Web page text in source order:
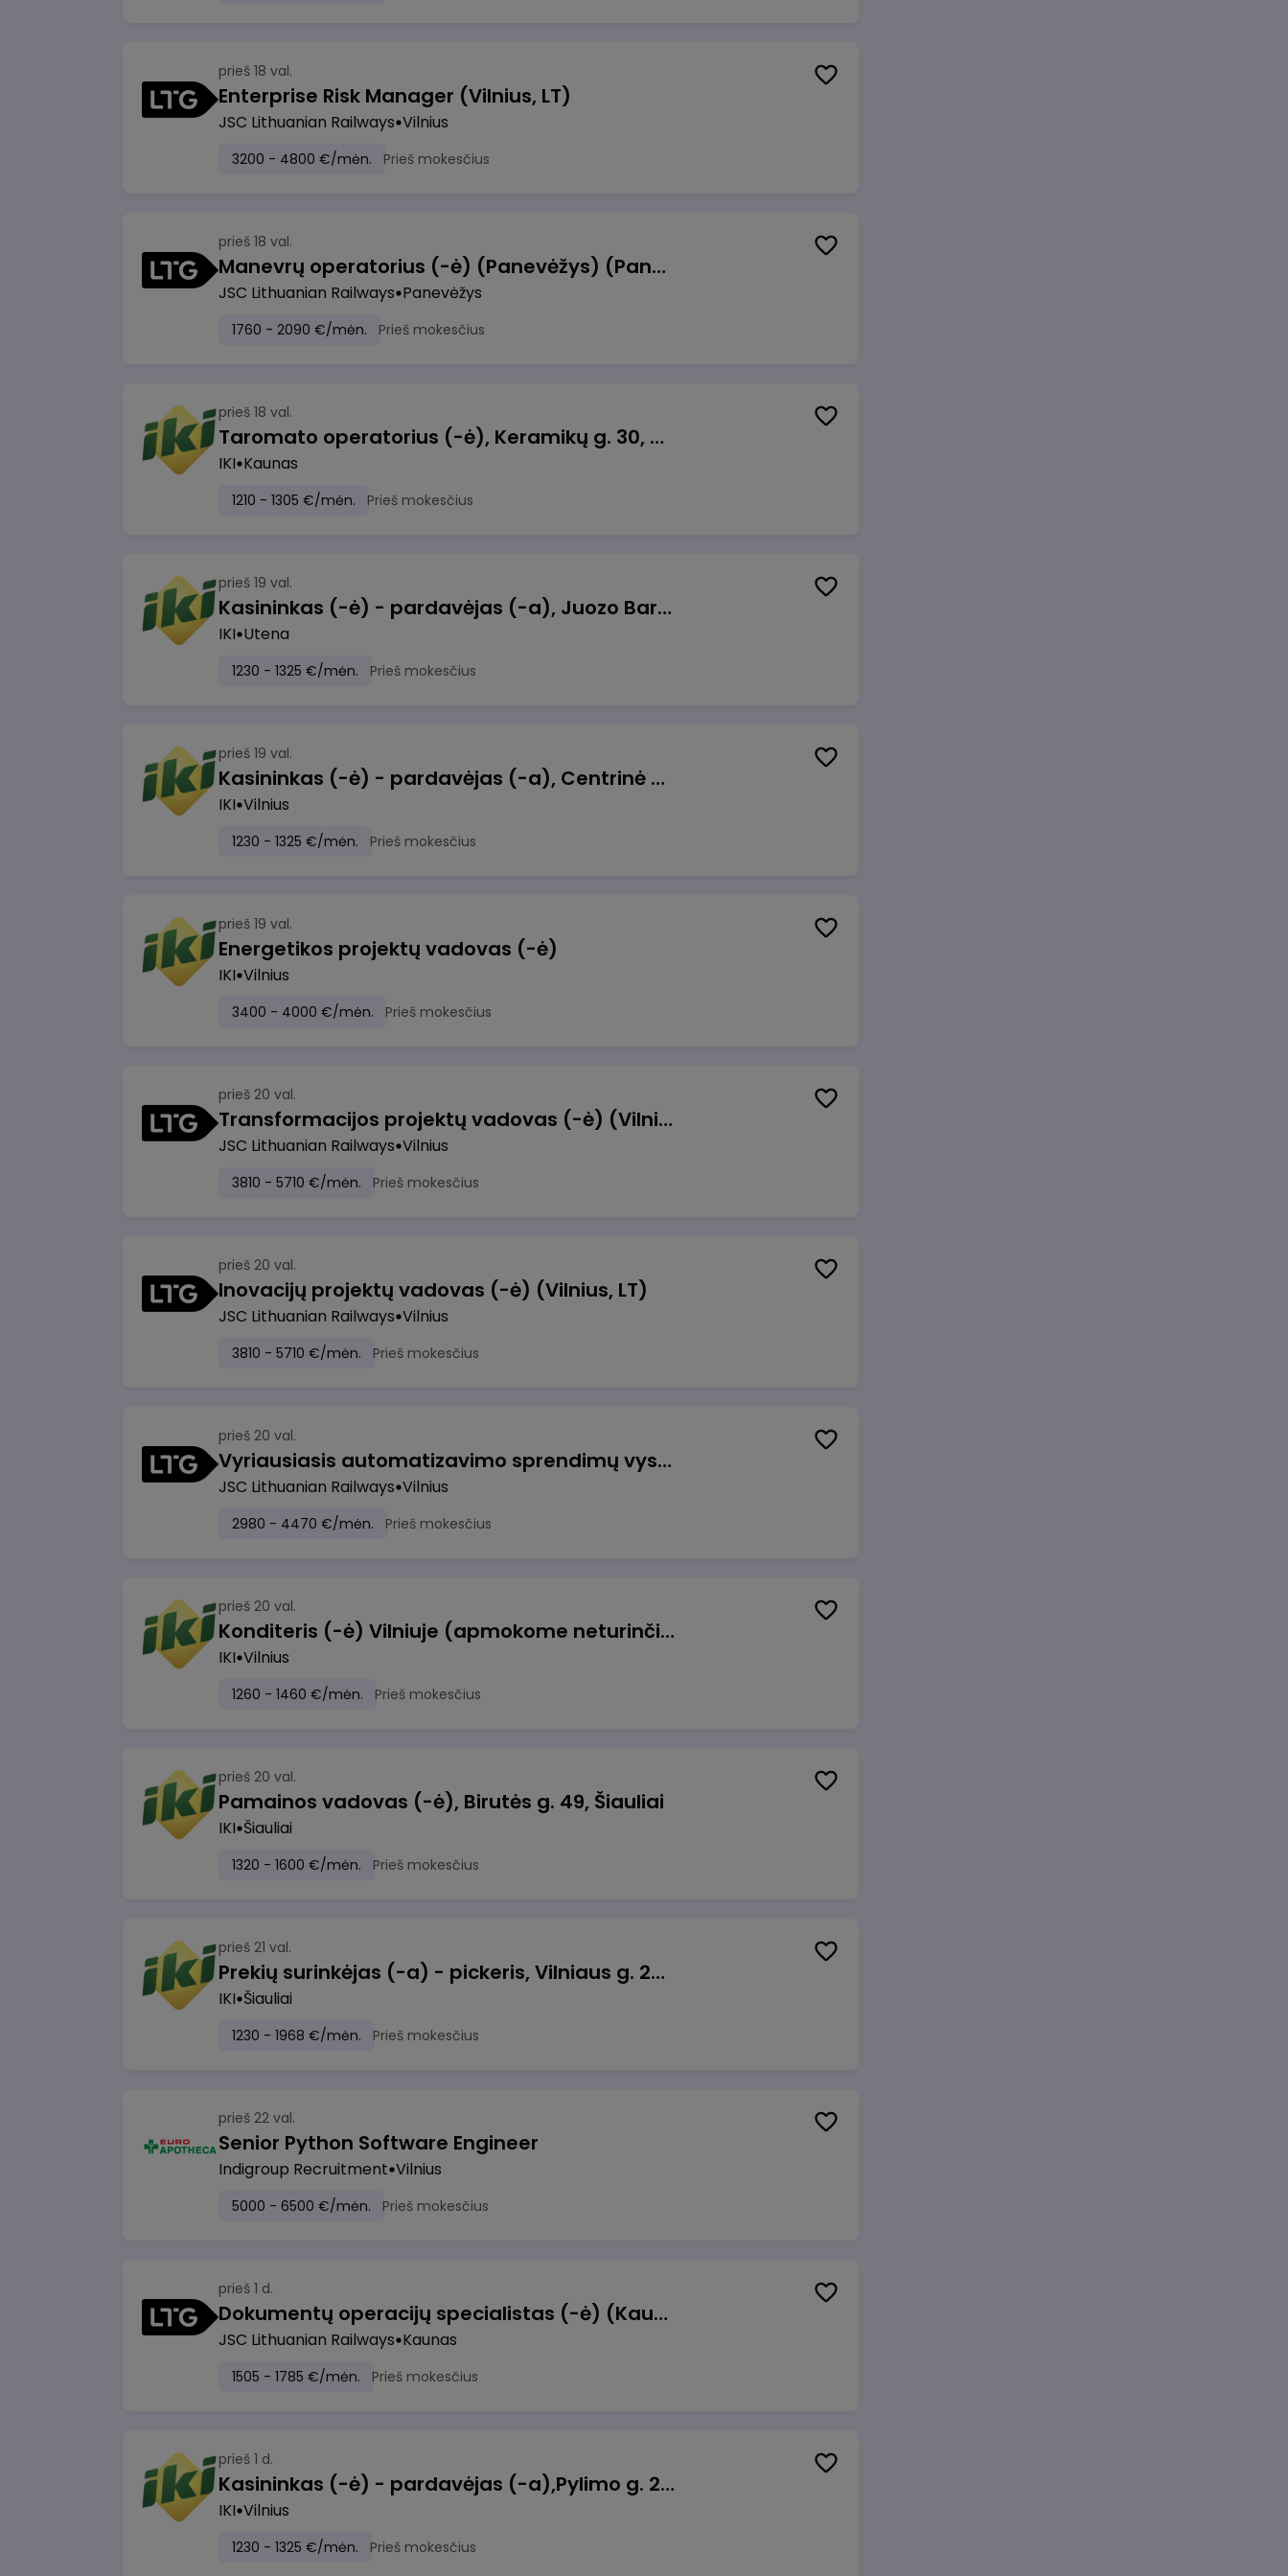
prieš 18 val.
Enterprise Risk Manager (Vilnius, LT)
JSC Lithuanian Railways Vilnius
3200 - 4800 €/mėn. Prieš mokesčius
prieš 18 val.
Manevrų operatorius (-ė) (Panevėžys) (Panevėžys, LT)
JSC Lithuanian Railways Panevėžys
1760 - 2090 €/mėn. Prieš mokesčius
prieš 18 val.
Taromato operatorius (-ė), Keramikų g. 30, Neveronys
IKI Kaunas
1210 - 1305 €/mėn. Prieš mokesčius
prieš 19 val.
Kasininkas (-ė) - pardavėjas (-a), Juozo Bartašiaus g. 1, Utena
IKI Utena
1230 - 1325 €/mėn. Prieš mokesčius
prieš 19 val.
Kasininkas (-ė) - pardavėjas (-a), Centrinė g. 62, Galgiai
IKI Vilnius
1230 - 1325 €/mėn. Prieš mokesčius
prieš 19 val.
Energetikos projektų vadovas (-ė)
IKI Vilnius
3400 - 4000 €/mėn. Prieš mokesčius
prieš 20 val.
Transformacijos projektų vadovas (-ė) (Vilnius, LT)
JSC Lithuanian Railways Vilnius
3810 - 5710 €/mėn. Prieš mokesčius
prieš 20 val.
Inovacijų projektų vadovas (-ė) (Vilnius, LT)
JSC Lithuanian Railways Vilnius
3810 - 5710 €/mėn. Prieš mokesčius
prieš 20 val.
Vyriausiasis automatizavimo sprendimų vystytojas (-a) (Vilnius, LT)
JSC Lithuanian Railways Vilnius
2980 - 4470 €/mėn. Prieš mokesčius
prieš 20 val.
Konditeris (-ė) Vilniuje (apmokome neturinčius patirties)
IKI Vilnius
1260 - 1460 €/mėn. Prieš mokesčius
prieš 20 val.
Pamainos vadovas (-ė), Birutės g. 49, Šiauliai
IKI Šiauliai
1320 - 1600 €/mėn. Prieš mokesčius
prieš 21 val.
Prekių surinkėjas (-a) - pickeris, Vilniaus g. 220 - 1, Šiauliai
IKI Šiauliai
1230 - 1968 €/mėn. Prieš mokesčius
prieš 22 val.
Senior Python Software Engineer
Indigroup Recruitment Vilnius
5000 - 6500 €/mėn. Prieš mokesčius
prieš 1 d.
Dokumentų operacijų specialistas (-ė) (Kaunas) (Kaunas, LT)
JSC Lithuanian Railways Kaunas
1505 - 1785 €/mėn. Prieš mokesčius
prieš 1 d.
Kasininkas (-ė) - pardavėjas (-a),Pylimo g. 21, Vilnius
IKI Vilnius
1230 - 1325 €/mėn. Prieš mokesčius